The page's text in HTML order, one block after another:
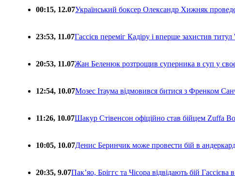
00:15, 12.07Український боксер Олександр Хижняк
23:53, 11.07Гассієв переміг Кадіру і вперше захистив
20:53, 11.07Жан Беленюк розтрощив суперника в суп у
12:54, 10.07Мозес Ітаума відмовився битися з Френком
11:26, 10.07Шакур Стівенсон офіційно став бійцем Zuffa
10:05, 10.07Денис Беринчик може провести бій в
20:35, 9.07Пакʼяо, Бріггс та Чісора відвідають бій Гассієва